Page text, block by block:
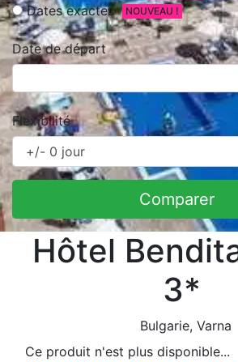
Dates exactes NOUVEAU !
Date de départ
Flexibilité
Comparer
Hôtel
3*
Bulgarie, Varna
Ce produit n'est plus disponible...